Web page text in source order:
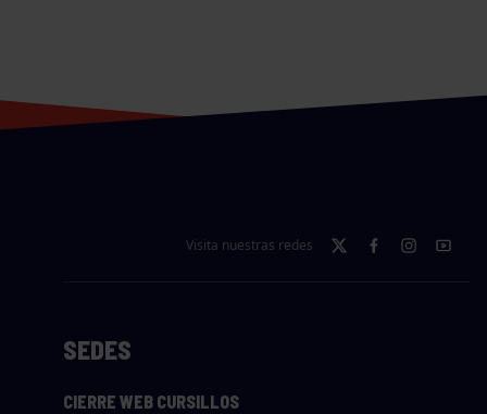
Visita nuestras redes
SEDES
CIERRE WEB CURSILLOS